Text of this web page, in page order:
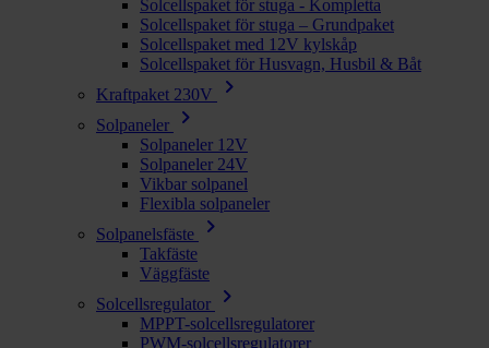
Solcellspaket för stuga - Kompletta
Solcellspaket för stuga – Grundpaket
Solcellspaket med 12V kylskåp
Solcellspaket för Husvagn, Husbil & Båt
Kraftpaket 230V
chevron_right
Solpaneler chevron_right
Solpaneler 12V
Solpaneler 24V
Vikbar solpanel
Flexibla solpaneler
Solpanelsfäste
chevron_right
Takfäste
Väggfäste
Solcellsregulator
chevron_right
MPPT-solcellsregulatorer
PWM-solcellsregulatorer